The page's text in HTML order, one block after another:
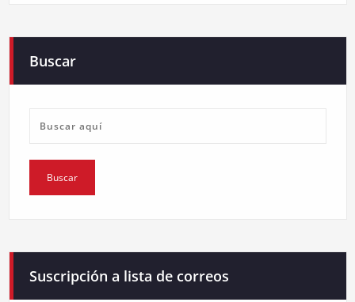
Buscar
Suscripción a lista de correos